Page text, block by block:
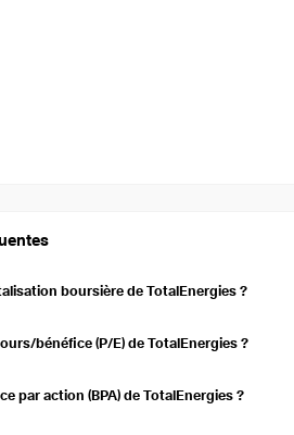
boursière de TotalEnergies ?
cotée en bourse. Elle est calculée en
bénéfice (P/E) de TotalEnergies ?
évaluée par rapport à ses bénéfices.
par action (BPA) de TotalEnergies ?